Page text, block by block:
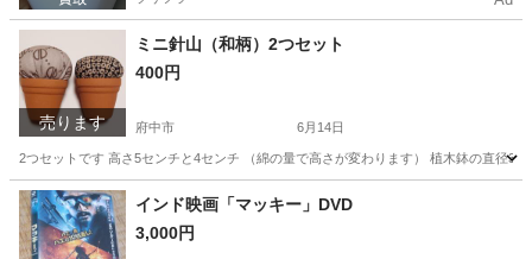
売ります
ミニ針山（和柄）2つセット
400円
府中市 6月14日
2つセットです 高さ5センチと4センチ （綿の量で高さが変わります） 植木鉢の直径3
東京 府中市 その他 和柄
インド映画「マッキー」DVD
3,000円